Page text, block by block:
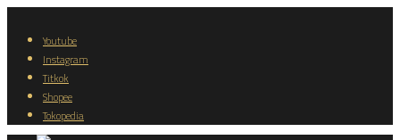
Youtube
Instagram
Titkok
Shopee
Tokopedia